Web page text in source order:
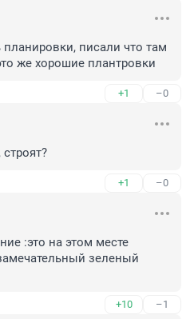
писали что там
же хорошие плантровки
+1 –0
+1 –0
:это на этом месте
зеленый
+10 –1